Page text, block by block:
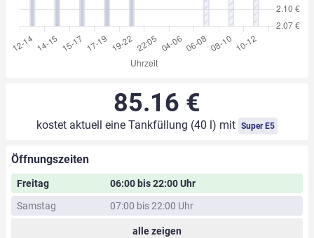
85.16 €
kostet aktuell eine Tankfüllung (40 l) mit Super E5
Öffnungszeiten
Freitag
06:00 bis 22:00 Uhr
Samstag
07:00 bis 22:00 Uhr
alle zeigen